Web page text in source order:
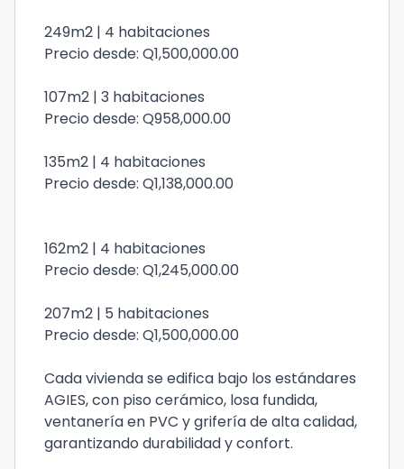
249m2 | 4 habitaciones
Precio desde: Q1,500,000.00
107m2 | 3 habitaciones
Precio desde: Q958,000.00
135m2 | 4 habitaciones
Precio desde: Q1,138,000.00
162m2 | 4 habitaciones
Precio desde: Q1,245,000.00
207m2 | 5 habitaciones
Precio desde: Q1,500,000.00
Cada vivienda se edifica bajo los estándares
AGIES, con piso cerámico, losa fundida,
ventanería en PVC y grifería de alta calidad,
garantizando durabilidad y confort.